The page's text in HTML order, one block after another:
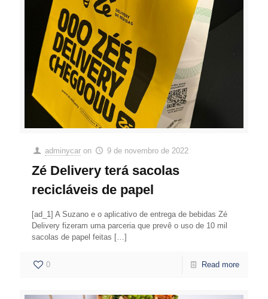
adminycar on 9 de novembro de 2022
Zé Delivery terá sacolas
recicláveis de papel
[ad_1] A Suzano e o aplicativo de entrega de bebidas Zé
Delivery fizeram uma parceria que prevê o uso de 10 mil
sacolas de papel feitas […]
0 Read more